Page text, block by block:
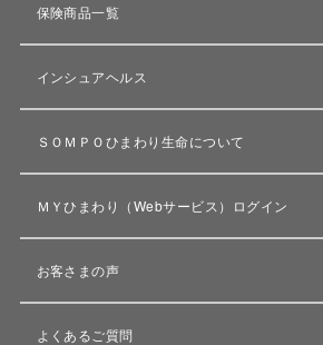
保険商品一覧
インシュアヘルス
ＳＯＭＰＯひまわり生命について
ＭＹひまわり（Webサービス）ログイン
お客さまの声
よくあるご質問